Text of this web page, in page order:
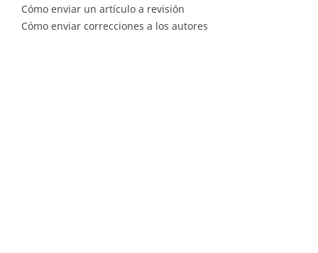
Cómo enviar un artículo a revisión
Cómo enviar correcciones a los autores